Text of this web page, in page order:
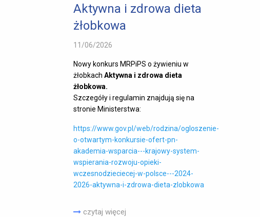
Aktywna i zdrowa dieta
żłobkowa
11/06/2026
Nowy konkurs MRPiPS o żywieniu w
żłobkach Aktywna i zdrowa dieta
żłobkowa.
Szczegóły i regulamin znajdują się na
stronie Ministerstwa:
https://www.gov.pl/web/rodzina/ogloszenie-
o-otwartym-konkursie-ofert-pn-
akademia-wsparcia---krajowy-system-
wspierania-rozwoju-opieki-
wczesnodzieciecej-w-polsce---2024-
2026-aktywna-i-zdrowa-dieta-zlobkowa
czytaj więcej